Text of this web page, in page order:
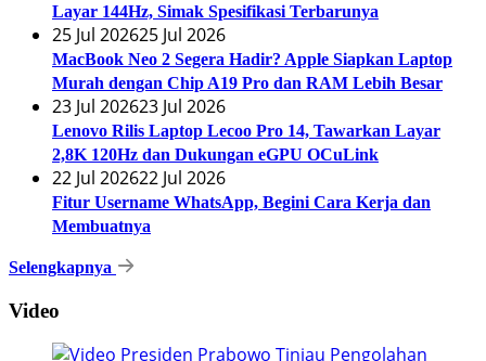
Layar 144Hz, Simak Spesifikasi Terbarunya
25 Jul 202625 Jul 2026
MacBook Neo 2 Segera Hadir? Apple Siapkan Laptop
Murah dengan Chip A19 Pro dan RAM Lebih Besar
23 Jul 202623 Jul 2026
Lenovo Rilis Laptop Lecoo Pro 14, Tawarkan Layar
2,8K 120Hz dan Dukungan eGPU OCuLink
22 Jul 202622 Jul 2026
Fitur Username WhatsApp, Begini Cara Kerja dan
Membuatnya
Selengkapnya
Video